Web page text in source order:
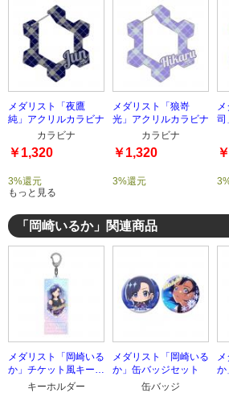
メダリスト「夜鷹
純」アクリルカラビナ
カラビナ
￥1,320
3%還元
メダリスト「狼嵜
光」アクリルカラビナ
カラビナ
￥1,320
3%還元
司
もっと見る
「岡崎いるか」関連商品
メダリスト「岡崎いる
か」チケット風キーホ
ルダーキーホルダー
メダリスト「岡崎いる
か」缶バッジセット
缶バッジ
か